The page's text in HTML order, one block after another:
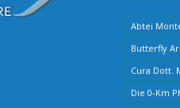
Abtei
Butterfly
Cura Dott.
Die 0-Km